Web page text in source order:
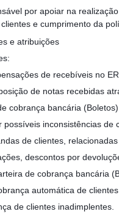
por apoiar na
e cumprimento da
e atribuições
de recebíveis no
de notas recebidas
cobrança bancária (Boletos).
possíveis inconsistências de
de clientes, relacionadas
descontos por
de cobrança bancária
automática de
de clientes inadimplentes.